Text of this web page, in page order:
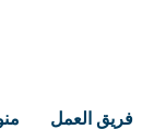
فريق العمل